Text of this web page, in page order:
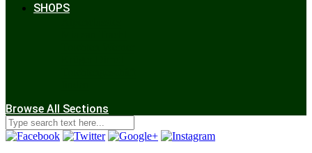
SHOPS
Browse All Sections